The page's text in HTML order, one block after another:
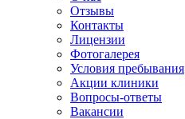
Отзывы
Контакты
Лицензии
Фотогалерея
Условия пребывания
Акции клиники
Вопросы-ответы
Вакансии